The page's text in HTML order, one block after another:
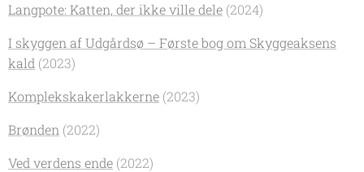
Langpote: Katten, der ikke ville dele (2024)
I skyggen af Udgårdsø – Første bog om Skyggeaksens
kald (2023)
Komplekskakerlakkerne (2023)
Brønden (2022)
Ved verdens ende (2022)